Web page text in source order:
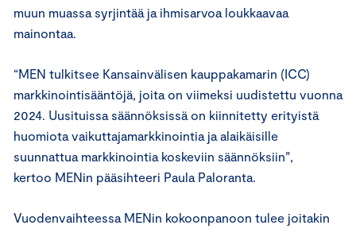
muun muassa syrjintää ja ihmisarvoa loukkaavaa
mainontaa.
“MEN tulkitsee Kansainvälisen kauppakamarin (ICC)
markkinointisääntöjä, joita on viimeksi uudistettu vuonna
2024. Uusituissa säännöksissä on kiinnitetty erityistä
huomiota vaikuttajamarkkinointia ja alaikäisille
suunnattua markkinointia koskeviin säännöksiin”,
kertoo MENin pääsihteeri Paula Paloranta.
Vuodenvaihteessa MENin kokoonpanoon tulee joitakin